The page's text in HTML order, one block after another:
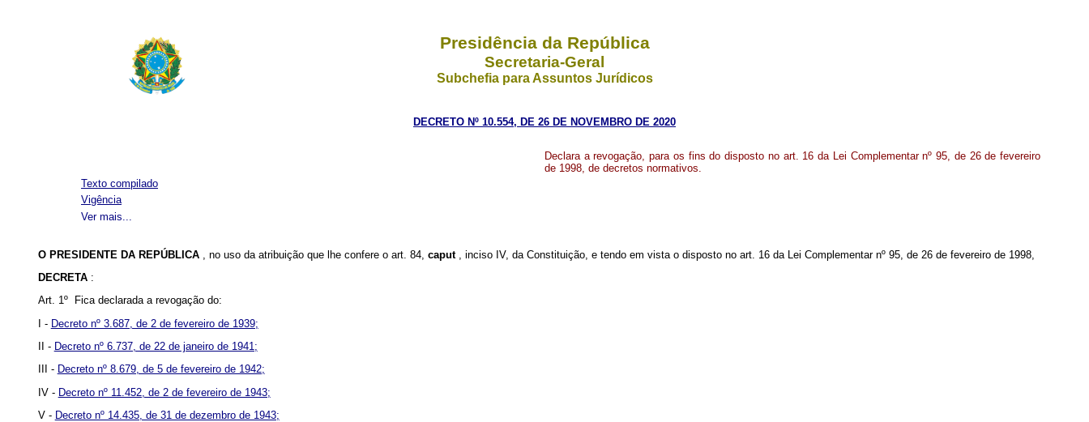
Presidência da República
Secretaria-Geral
Subchefia para Assuntos Jurídicos
DECRETO Nº 10.554, DE 26 DE NOVEMBRO DE 2020
Declara a revogação, para os fins do disposto no art. 16 da Lei Complementar nº 95, de 26 de fevereiro
de 1998, de decretos normativos.
Ver mais...
Texto compilado
Vigência
O PRESIDENTE DA REPÚBLICA , no uso da atribuição que lhe confere o art. 84, caput
, inciso IV, da Constituição, e tendo em vista o disposto no art. 16 da Lei Complementar nº 95, de 26 de fevereiro de 1998,
DECRETA :
Art. 1º Fica declarada a revogação do:
I - Decreto nº 3.687, de 2 de fevereiro de 1939;
II - Decreto nº 6.737, de 22 de janeiro de 1941;
III - Decreto nº 8.679, de 5 de fevereiro de 1942;
IV - Decreto nº 11.452, de 2 de fevereiro de 1943;
V - Decreto nº 14.435, de 31 de dezembro de 1943;